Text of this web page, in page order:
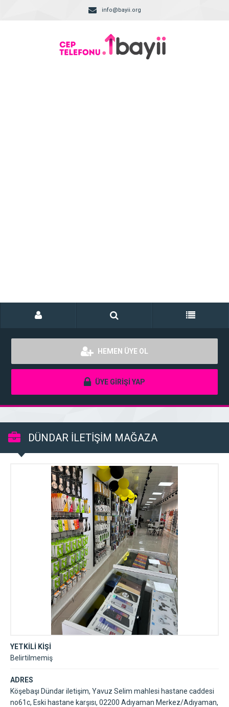
info@bayii.org
HEMEN ÜYE OL
ÜYE GİRİŞİ YAP
DÜNDAR İLETİŞİM MAĞAZA
YETKİLİ KİŞİ
Belirtilmemiş
ADRES
Köşebaşı Dündar iletişim, Yavuz Selim mahlesi hastane caddesi
no61c, Eski hastane karşısı, 02200 Adıyaman Merkez/Adıyaman,